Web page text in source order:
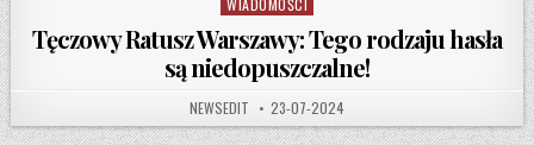
WIADOMOŚCI
Tęczowy Ratusz Warszawy: Tego rodzaju hasła
są niedopuszczalne!
AUTHOR:
NEWSEDIT PUBLISHED DATE:
23-07-2024